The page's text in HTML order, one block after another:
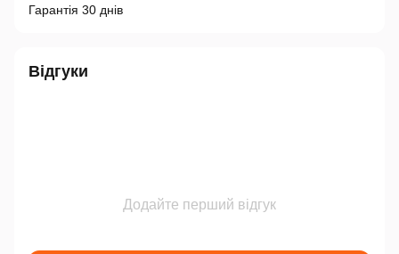
Гарантія 30 днів
Відгуки
Додайте перший відгук